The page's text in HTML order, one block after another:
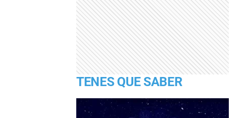
TENES QUE SABER